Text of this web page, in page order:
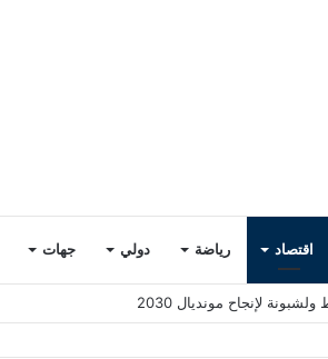
اقتصاد رياضة دولي جهات
يعيد أزمة سبتة إلى قلب العلاقات المغربية الإسبانية